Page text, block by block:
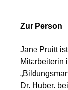
Zur Person
Jane Pruitt
Mitarbeiterin
Dr. Huber.